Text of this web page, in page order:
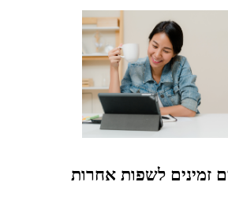
זמינים לשפות אחרות